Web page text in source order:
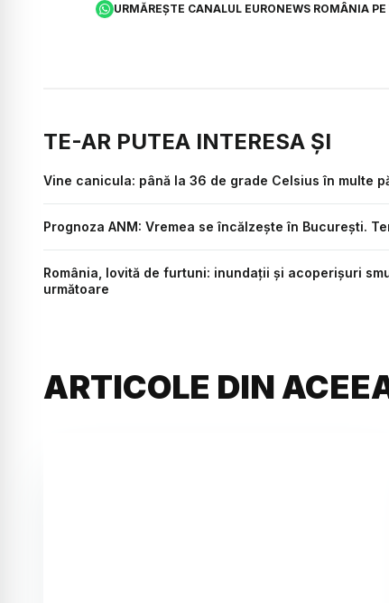
URMĂREȘTE CANALUL EURONEWS ROMÂNIA
TE-AR PUTEA INTERESA ȘI
Vine canicula: până la 36 de grade Celsius în multe
Prognoza ANM: Vremea se încălzește în București.
România, lovită de furtuni: inundații și acoperișuri
următoare
ARTICOLE DIN